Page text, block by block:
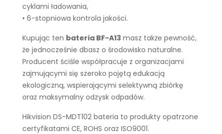
cyklami ładowania,
• 6-stopniowa kontrola jakości.
Kupując ten bateria BF-A13 masz także pewność,
że jednocześnie dbasz o środowisko naturalne.
Producent ściśle współpracuje z organizacjami
zajmującymi się szeroko pojętą edukacją
ekologiczną, wspierającymi selektywną zbiórkę
oraz maksymalny odzysk odpadów.
Hikvision DS-MDT102 bateria to produkty opatrzone
certyfikatami CE, ROHS oraz ISO9001.